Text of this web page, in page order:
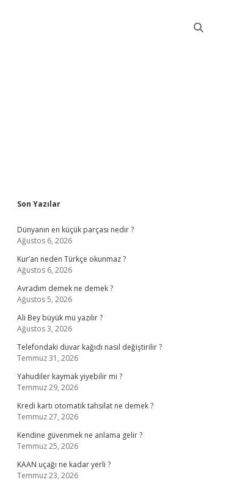
Sidebar
Son Yazılar
Dünyanın en küçük parçası nedir ?
Ağustos 6, 2026
Kur’an neden Türkçe okunmaz ?
Ağustos 6, 2026
Avradım demek ne demek ?
Ağustos 5, 2026
Ali Bey büyük mü yazılır ?
Ağustos 3, 2026
Telefondaki duvar kağıdı nasıl değiştirilir ?
Temmuz 31, 2026
Yahudiler kaymak yiyebilir mi ?
Temmuz 29, 2026
Kredi kartı otomatik tahsilat ne demek ?
Temmuz 27, 2026
Kendine güvenmek ne anlama gelir ?
Temmuz 25, 2026
KAAN uçağı ne kadar yerli ?
Temmuz 23, 2026